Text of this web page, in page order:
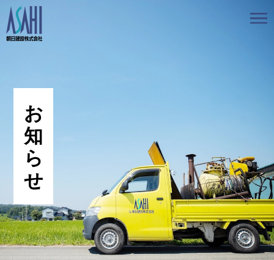
事業案内
会社情報
採用情報
お知らせ
BLOG